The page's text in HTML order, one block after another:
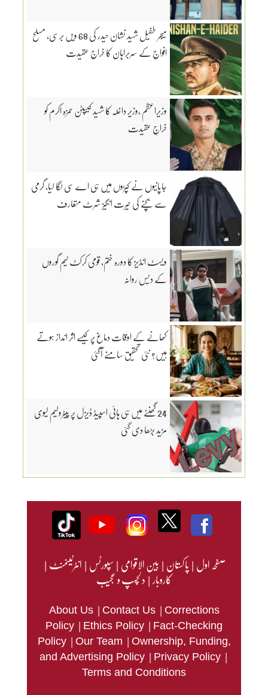
میجر طفیل شہید نشان حیدر کی 68 ویں برسی، مسلح
افواج کے سربراہان کا خراج عقیدت
وزیراعظم ،وزیر داخلہ کا شہید کیپٹن حمزہ اکرم کو
خراجِ عقیدت
جاپانیوں نے کپڑوں میں ہی اے سی لگا لیا، گرمی
سے بچنے کی حیرت انگیز شرٹ متعارف
ویسٹ انڈیز کا دورہ ختم، قومی کرکٹ ٹیم گوروں
کے دیس روانہ
کھانے کے اوقات دماغ پر کیسے اثر انداز ہوتے
ہیں؟ نئی تحقیق سامنے آگئی
24 گھنٹے میں ہی ہائی اسپیڈ ڈیزل پر پیٹرولیم لیوی
مزید بڑھا دی گئی
صفحہ اول|پاکستان|بین الاقوامی|سپورٹس|انٹرٹینمنٹ|
کاروبار|دلچسپ و عجیب
About Us | Contact Us | Corrections
Policy | Ethics Policy | Fact-Checking
Policy | Our Team | Ownership, Funding,
and Advertising Policy | Privacy Policy |
Terms and Conditions